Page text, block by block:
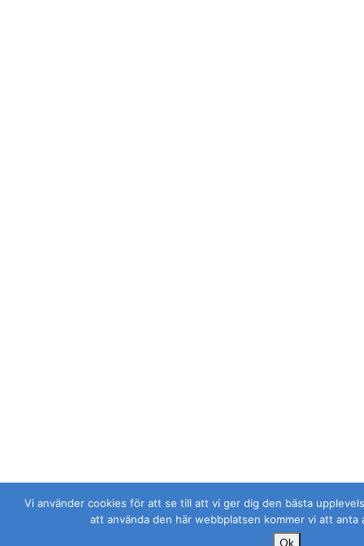
Vi använder cookies för att se till att vi ger dig den bästa
att använda den här webbplatsen kommer vi att
Ok